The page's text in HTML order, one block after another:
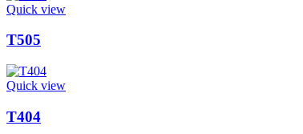
Quick view
T505
Quick view
T404